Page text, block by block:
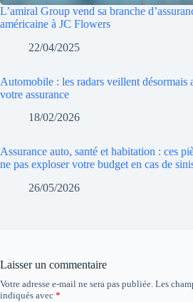
L’amiral Group vend sa branche
américaine à JC Flowers
22/04/2025
Automobile : les radars veillent désormais
votre assurance
18/02/2026
Assurance auto, santé et habitation : ces
ne pas exploser votre budget en cas de
26/05/2026
Laisser un commentaire
Votre adresse e-mail ne sera pas publiée. Les
indiqués avec *